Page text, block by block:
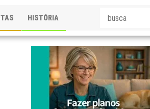
HISTÓRIA